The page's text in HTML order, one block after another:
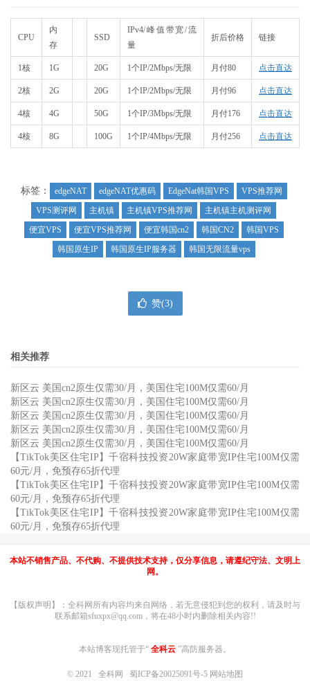
CPU
内
存
SSD
IPv4/峰值带宽/流
量
折后价格 链接
1核 1G 20G 1个IP/2Mbps/无限 月付80 点击直达
2核 2G 20G 1个IP/2Mbps/无限 月付96 点击直达
4核 4G 50G 1个IP/3Mbps/无限 月付176 点击直达
4核 8G 100G 1个IP/4Mbps/无限 月付256 点击直达
标签： edgeNAT edgeNAT优惠码 EdgeNat韩国VPS
VPS推荐网
VPS测评网
主机镇 主机镇VPS推荐网
主机镇主机测评网
便宜VPS
便宜VPS推荐网 便宜韩国cn2 韩国CN2
韩国VPS
韩国原生IP
韩国原生IP服务器 韩国无限流量vps
赞(3)
相关推荐
新区云 美国cn2原生仅需30/月，美国住宅100M仅需60/月
新区云 美国cn2原生仅需30/月，美国住宅100M仅需60/月
新区云 美国cn2原生仅需30/月，美国住宅100M仅需60/月
新区云 美国cn2原生仅需30/月，美国住宅100M仅需60/月
新区云 美国cn2原生仅需30/月，美国住宅100M仅需60/月
【TikTok美区住宅IP】千宿科技投资20W家庭带宽IP住宅100M仅需
60元/月，免预存65折代理
【TikTok美区住宅IP】千宿科技投资20W家庭带宽IP住宅100M仅需
60元/月，免预存65折代理
【TikTok美区住宅IP】千宿科技投资20W家庭带宽IP住宅100M仅需
60元/月，免预存65折代理
本站不销售产品、不代购、不提供技术支持，仅分享信息，请遵纪守法、文明上
网。
【版权声明】：全科网所有内容均来自网络，若无意侵犯到您的权利，请及时与
联系邮箱sfuxpx@qq.com，将在48小时内删除相关内容!!
本站博客现托管于“ 全科云 ”高防服务器。
© 2021 全科网 蜀ICP备20025091号-5 网站地图